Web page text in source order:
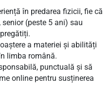
în predarea fizicii, fie că
(peste 5 ani) sau
a materiei și abilități
limba română.
punctuală și să
online pentru susținerea